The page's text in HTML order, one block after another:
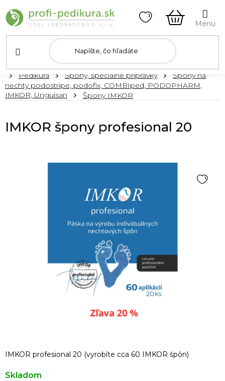
na
obsah
KOŠÍK
DomovPedikúra Špony, špeciálne prípravky
Špony na
nechty podostripe, podofix, COMBIped, PODOPHARM,
IMKOR, Unguisan
Špony IMKOR
IMKOR profesional 20 (vyrobíte cca 60 IMKOR špôn)
Skladom
IMKOR špony profesional 20